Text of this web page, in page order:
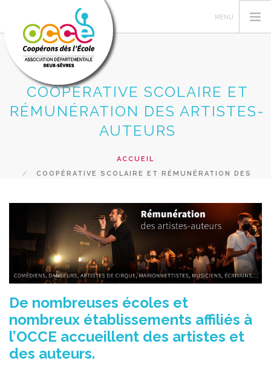
L'OCCE
GERER SA COOPERATIVE
CONTACT
COOPÉRATIVE SCOLAIRE ET
RÉMUNÉRATION DES ARTISTES-
AUTEURS
ACCUEIL
COOPÉRATIVE SCOLAIRE ET RÉMUNÉRATION DES
De nombreuses écoles et
nombreux établissements affiliés à
l’OCCE accueillent des artistes et
des auteurs.